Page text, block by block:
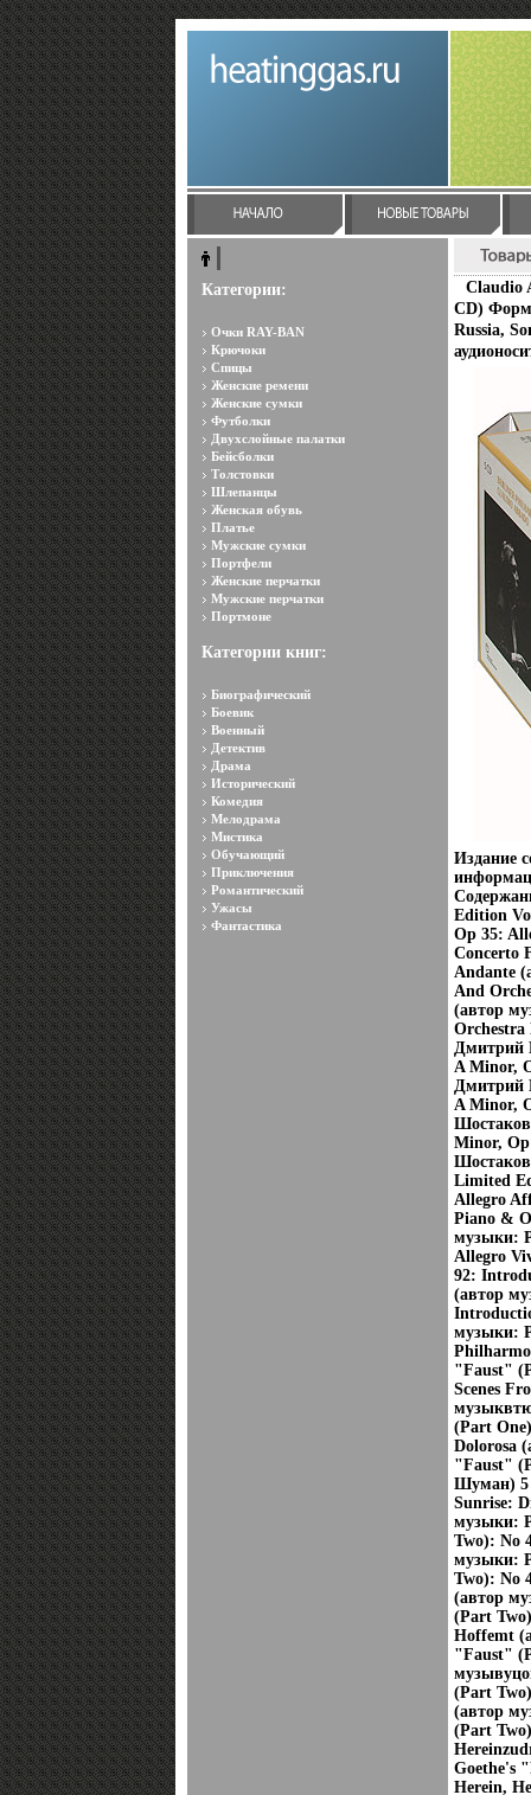
Категории:
Очки RAY-BAN
Крючоки
Спицы
Женские ремени
Женские сумки
Футболки
Двухслойные палатки
Бейсболки
Толстовки
Шлепанцы
Женская обувь
Платье
Мужские сумки
Портфели
Женские перчатки
Мужские перчатки
Портмоне
Категории книг:
Биографический
Боевик
Военный
Детектив
Драма
Исторический
Комедия
Мелодрама
Мистика
Обучающий
Приключения
Романтический
Ужасы
Фантастика
Claudio
CD)
Russia,
Издание
Edition
Op 35:
Concerto
Andante
And
(автор
Дмитрий
A Minor,
Дмитрий
A Minor,
Minor,
Limited
Allegro
Piano &
музыки:
Allegro
92:
(автор
музыки:
"Faust"
Scenes
(Part
Dolorosa
"Faust"
Шуман) 5
Sunrise:
музыки:
Two): No
музыки:
Two): No
(автор
(Part
Hoffemt
"Faust"
(Part
(автор
(Part
Goethe's
Herein,